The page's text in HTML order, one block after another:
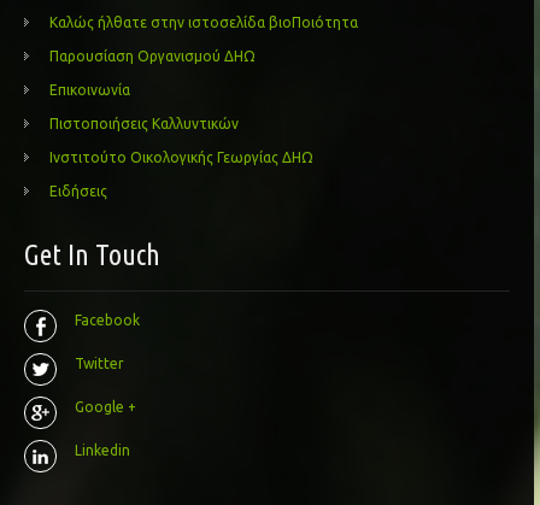
Καλώς ήλθατε στην ιστοσελίδα βιοΠοιότητα
Παρουσίαση Οργανισμού ΔΗΩ
Επικοινωνία
Πιστοποιήσεις Καλλυντικών
Ινστιτούτο Οικολογικής Γεωργίας ΔΗΩ
Ειδήσεις
Get In Touch
Facebook
Twitter
Google +
Linkedin